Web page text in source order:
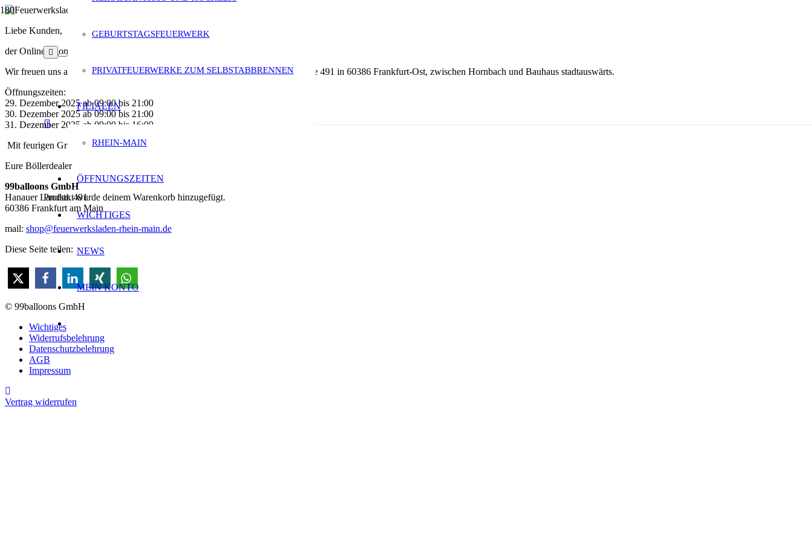
Produktwurde deinem Warenkorb hinzugefügt.
GEBURTSTAGSFEUERWERK
PRIVATFEUERWERKE ZUM SELBSTABBRENNEN
FILIALEN
RHEIN-MAIN
ÖFFNUNGSZEITEN
WICHTIGES
NEWS
MEIN KONTO
Liebe Kunden,
der Online-Shop ist geschlossen.
Wir freuen uns auf ein Wiedersehen in unserem Laden in der Hanauer Landstrasse 491 in 60386 Frankfurt-Ost, zwischen Hornbach und Bauhaus stadtauswärts.
Öffnungszeiten:
29. Dezember 2025 ab 09:00 bis 21:00
30. Dezember 2025 ab 09:00 bis 21:00
31. Dezember 2025 ab 09:00 bis 16:00
Mit feurigen Grüßen
Eure Böllerdealer
99balloons GmbH
Hanauer Landstr. 491
60386 Frankfurt am Main
mail: shop@feuerwerksladen-rhein-main.de
Diese Seite teilen:
© 99balloons GmbH
Wichtiges
Widerrufsbelehrung
Datenschutzbelehrung
AGB
Impressum
Vertrag widerrufen